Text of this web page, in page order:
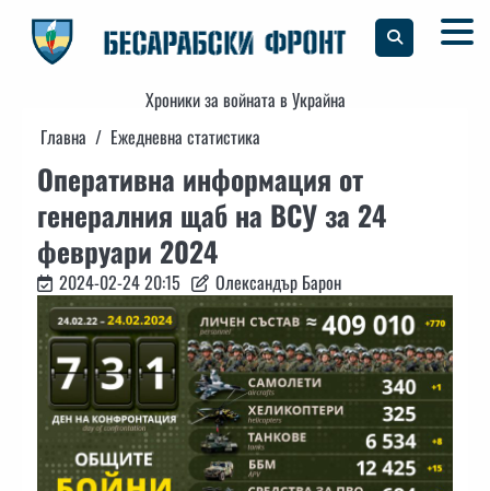
content
Хроники за войната в Украйна
Главна
Ежедневна статистика
Оперативна информация от
генералния щаб на ВСУ за 24
февруари 2024
2024-02-24 20:15 Олександър Барон